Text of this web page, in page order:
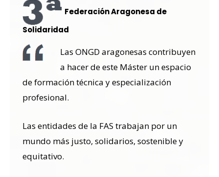
Federación Aragonesa de
Solidaridad
Las ONGD aragonesas contribuyen
a hacer de este Máster un espacio
de formación técnica y especialización
profesional.
Las entidades de la FAS trabajan por un
mundo más justo, solidarios, sostenible y
equitativo.